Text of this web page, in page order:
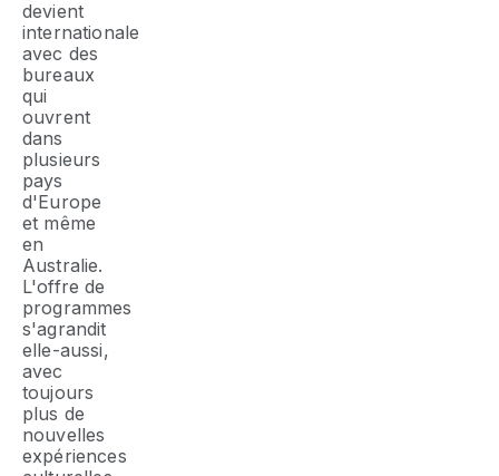
devient
internationale
avec des
bureaux
qui
ouvrent
dans
plusieurs
pays
d'Europe
et même
en
Australie.
L'offre de
programmes
s'agrandit
elle-aussi,
avec
toujours
plus de
nouvelles
expériences